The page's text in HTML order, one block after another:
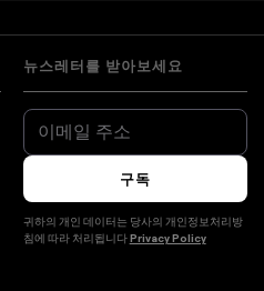
뉴스레터를 받아보세요
구독
귀하의 개인 데이터는 당사의 개인정보처리방
침에 따라 처리됩니다Privacy Policy